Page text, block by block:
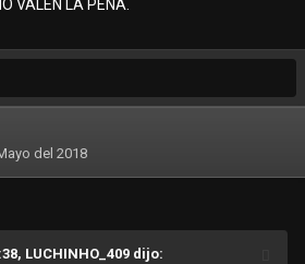
VALEN LA PENA.
del 2018
LUCHINHO_409 dijo: